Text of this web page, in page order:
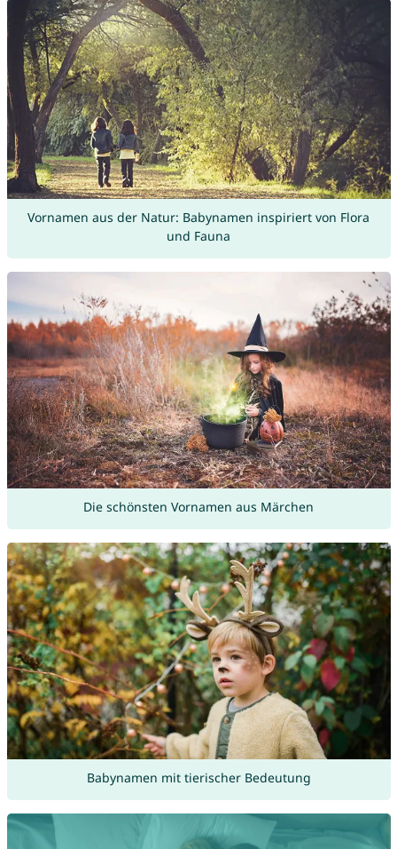
Vornamen aus der Natur: Babynamen inspiriert von Flora
und Fauna
Die schönsten Vornamen aus Märchen
Babynamen mit tierischer Bedeutung